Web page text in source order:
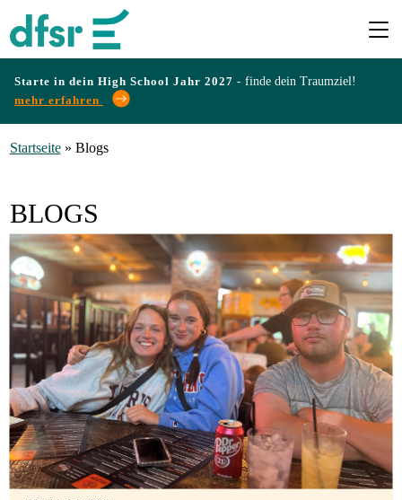
Starte in dein High School Jahr 2027 - finde dein Traumziel!
mehr erfahren
Infos
&
Erfahrungen
Preise
Gastfamilie
werden
Startseite» Blogs
BLOGS